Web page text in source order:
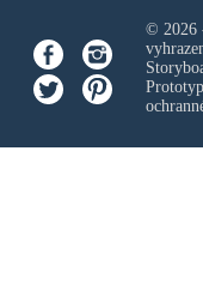
© 2026